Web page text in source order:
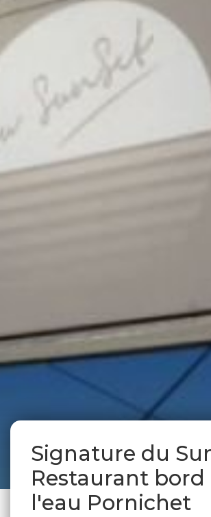
Signature du
Restaurant bord
l'eau Pornichet